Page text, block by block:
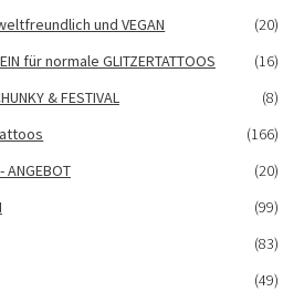
und VEGAN
(20)
für normale GLITZERTATTOOS
(16)
& FESTIVAL
(8)
(166)
ANGEBOT
(20)
(99)
(83)
(49)